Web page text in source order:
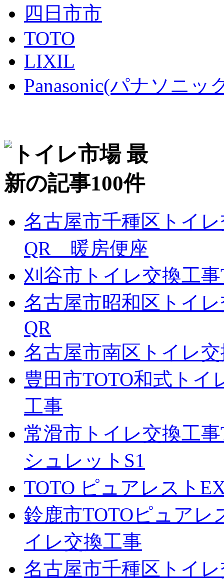
四日市市
TOTO
LIXIL
Panasonic(パナソニッ
名古屋市千種区トイ
QR 暖房便座
刈谷市トイレ交換工事
名古屋市昭和区トイ
QR
名古屋市南区トイレ
豊田市TOTO和式ト
工事
常滑市トイレ交換工
シュレットS1
TOTO ピュアレスト
鈴鹿市TOTOピュア
イレ交換工事
名古屋市千種区トイ